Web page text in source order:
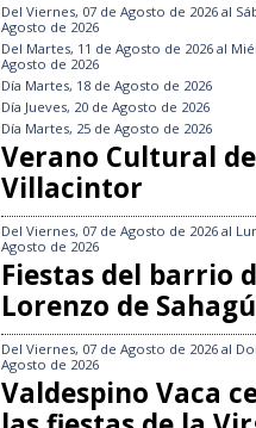
Del Viernes, 07 de Agosto de 2026 al
Agosto de 2026
Del Martes, 11 de Agosto de 2026 al
Agosto de 2026
Día Martes, 18 de Agosto de 2026
Día Jueves, 20 de Agosto de 2026
Día Martes, 25 de Agosto de 2026
Verano Cultural de
Villacintor
Del Viernes, 07 de Agosto de 2026 al
Agosto de 2026
Fiestas del barrio
Lorenzo de
Del Viernes, 07 de Agosto de 2026 al
Agosto de 2026
Valdespino Vaca